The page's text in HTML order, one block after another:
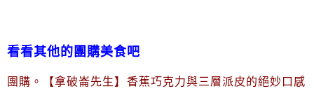
看看其他的團購美食吧
團購。【拿破崙先生】香蕉巧克力與三層派皮的絕妙口感